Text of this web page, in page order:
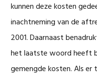
kunnen deze kosten
inachtneming van de
2001. Daarnaast
het laatste woord heeft
gemengde kosten. Als